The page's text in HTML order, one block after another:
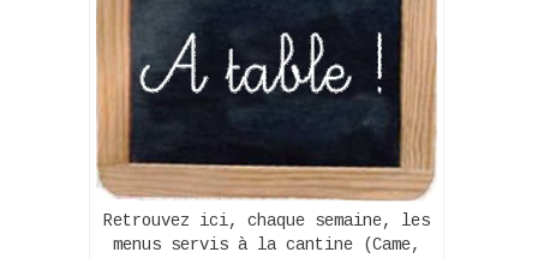
Retrouvez ici, chaque semaine, les
menus servis à la cantine (Came,